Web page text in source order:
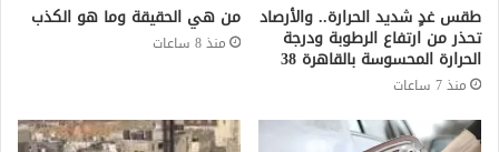
طقس غدٍ شديد الحرارة.. والأرصاد
تحذر من ارتفاع الرطوبة ودرجة
الحرارة المحسوسة بالقاهرة 38
منذ 7 ساعات
من هي الحقيقة وما هو الكذب
منذ 8 ساعات